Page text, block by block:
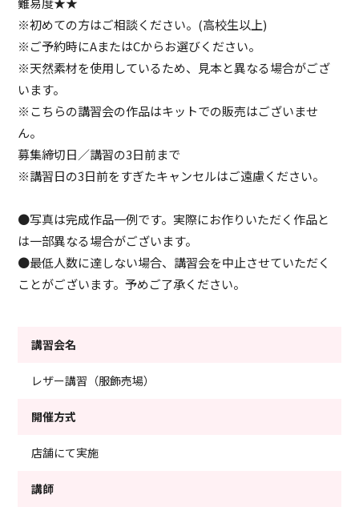
※初めての方はご相談ください。(高校生以上)
※ご予約時にAまたはCからお選びください。
※天然素材を使用しているため、見本と異なる場合がござ
います。
※こちらの講習会の作品はキットでの販売はございませ
ん。
募集締切日／講習の3日前まで
※講習日の3日前をすぎたキャンセルはご遠慮ください。
●写真は完成作品一例です。実際にお作りいただく作品と
は一部異なる場合がございます。
●最低人数に達しない場合、講習会を中止させていただく
ことがございます。予めご了承ください。
講習会名
レザー講習（服飾売場）
開催方式
店舗にて実施
講師